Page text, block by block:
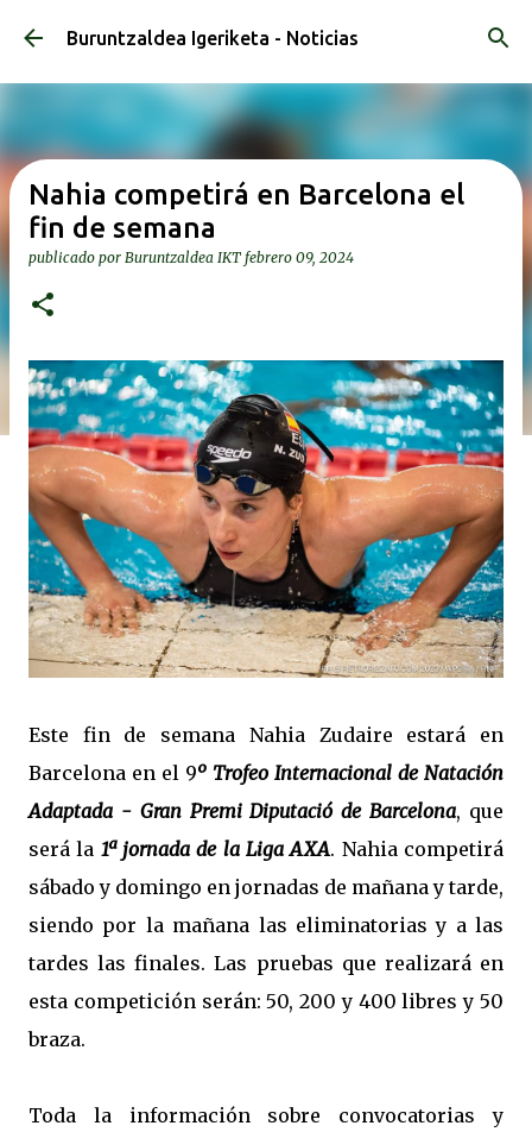
Ir al contenido principal
Buruntzaldea Igeriketa - Noticias
Nahia competirá en Barcelona el
fin de semana
publicado por Buruntzaldea IKT febrero 09, 2024
Este fin de semana Nahia Zudaire estará en
Barcelona en el 9º Trofeo Internacional de Natación
Adaptada - Gran Premi Diputació de Barcelona, que
será la 1ª jornada de la Liga AXA. Nahia competirá
sábado y domingo en jornadas de mañana y tarde,
siendo por la mañana las eliminatorias y a las
tardes las finales. Las pruebas que realizará en
esta competición serán: 50, 200 y 400 libres y 50
braza.
Toda la información sobre convocatorias y